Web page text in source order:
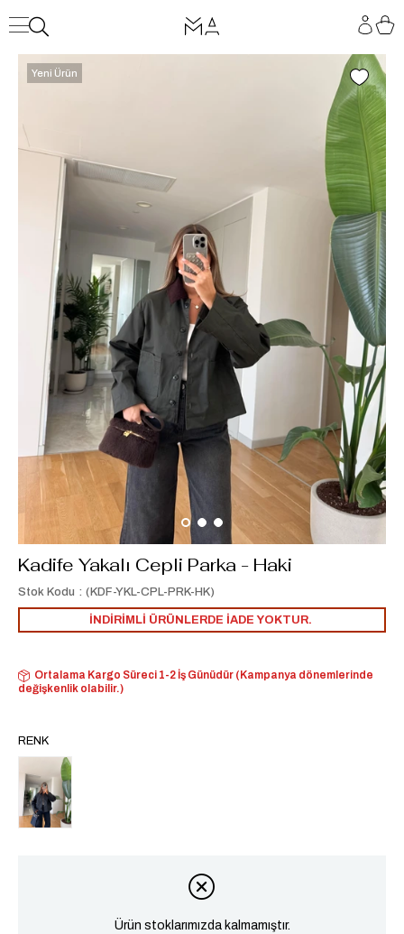
Yeni Ürün
Kadife Yakalı Cepli Parka - Haki
Stok Kodu (KDF-YKL-CPL-PRK-HK)
İNDİRİMLİ ÜRÜNLERDE İADE YOKTUR.
Ortalama Kargo Süreci 1-2 İş Günüdür (Kampanya dönemlerinde
değişkenlik olabilir.)
RENK
Ürün stoklarımızda kalmamıştır.